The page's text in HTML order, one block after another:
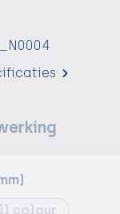
colour